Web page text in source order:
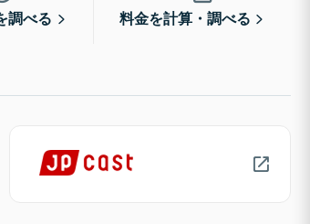
調べる 料金を計算・調べる